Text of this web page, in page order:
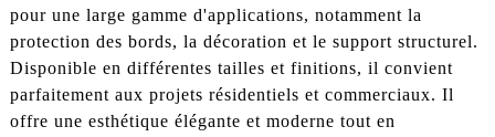
pour une large gamme d'applications, notamment la
protection des bords, la décoration et le support structurel.
Disponible en différentes tailles et finitions, il convient
parfaitement aux projets résidentiels et commerciaux. Il
offre une esthétique élégante et moderne tout en